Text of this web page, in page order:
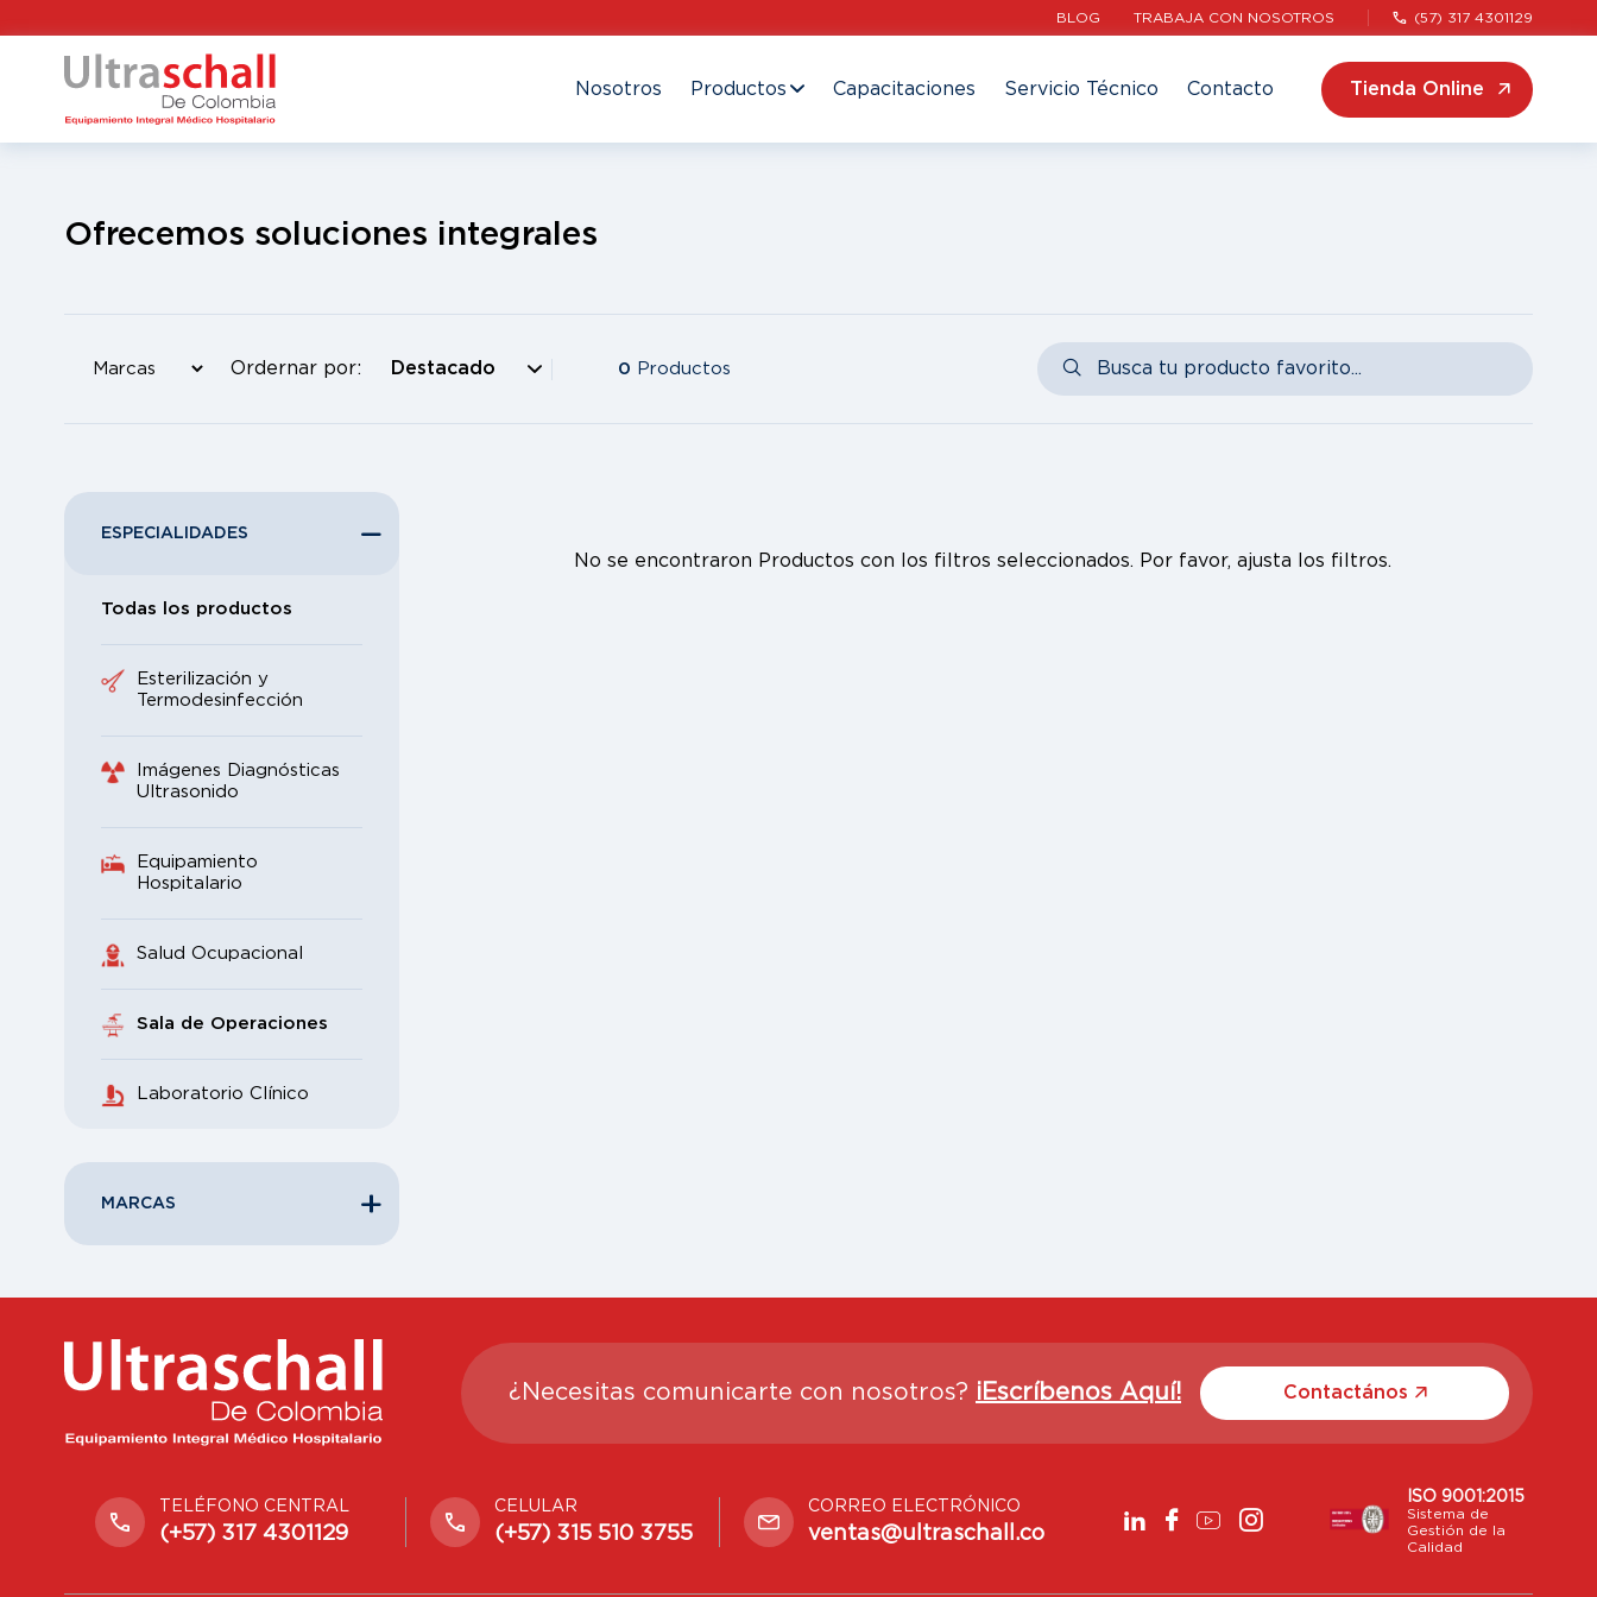
BLOG TRABAJA CON NOSOTROS (57) 317 4301129
Nosotros Productos Capacitaciones Servicio Técnico Contacto Tienda Online
Ofrecemos soluciones integrales
Ordernar por: 0 Productos
ESPECIALIDADES
Todas los productos
Esterilización y
Termodesinfección
Imágenes Diagnósticas
Ultrasonido
Equipamiento
Hospitalario
Salud Ocupacional
Sala de Operaciones
Laboratorio Clínico
MARCAS
No se encontraron Productos con los filtros seleccionados. Por favor, ajusta los filtros.
¿Necesitas comunicarte con nosotros? ¡Escríbenos Aquí! Contactános
TELÉFONO CENTRAL
(+57) 317 4301129
CELULAR
(+57) 315 510 3755
CORREO ELECTRÓNICO
ventas@ultraschall.co
ISO 9001:2015
Sistema de
Gestión de la
Calidad